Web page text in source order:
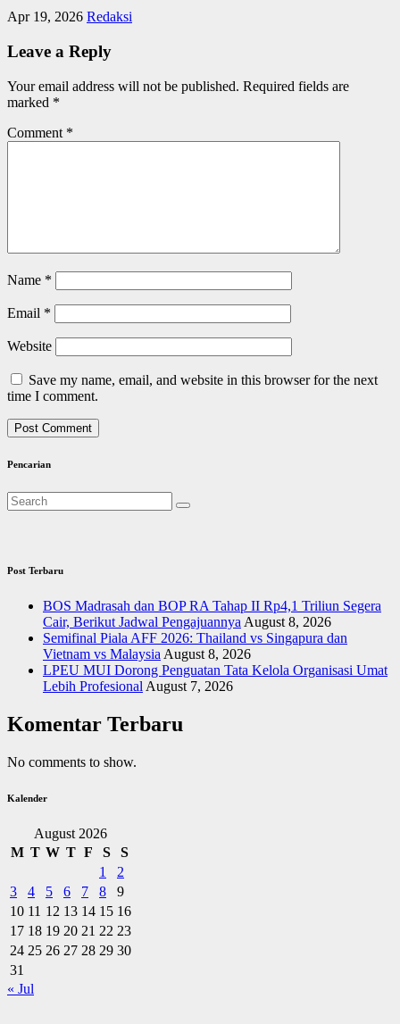
Apr 19, 2026 Redaksi
Leave a Reply
Your email address will not be published. Required fields are
marked *
Comment *
Name *
Email *
Website
Save my name, email, and website in this browser for the next
time I comment.
Pencarian
Post Terbaru
BOS Madrasah dan BOP RA Tahap II Rp4,1 Triliun Segera
Cair, Berikut Jadwal Pengajuannya August 8, 2026
Semifinal Piala AFF 2026: Thailand vs Singapura dan
Vietnam vs Malaysia August 8, 2026
LPEU MUI Dorong Penguatan Tata Kelola Organisasi Umat
Lebih Profesional August 7, 2026
Komentar Terbaru
No comments to show.
Kalender
August 2026
M T W T F S
S
1
2
3
4 5 6 7 8
9
10 11 12 13 14 15 16
17 18 19 20 21 22 23
24 25 26 27 28 29 30
31
« Jul